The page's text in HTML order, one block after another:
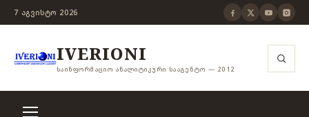
7 ᲐᲒᲕᲘᲡᲢᲝ 2026
IVERIONI
ᲡᲐᲘᲜᲤᲝᲠᲛᲐᲪᲘᲝ ᲐᲜᲐᲚᲘᲢᲘᲙᲣᲠᲘ ᲡᲐᲐᲒᲔᲜᲢᲝ — 2012